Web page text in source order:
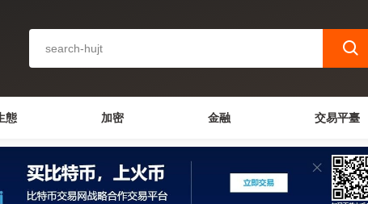
態 加密 金融 交易平臺